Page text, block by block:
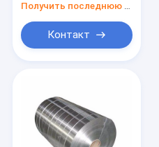
Продукты
О нас
Получить последнюю цену
Контакт